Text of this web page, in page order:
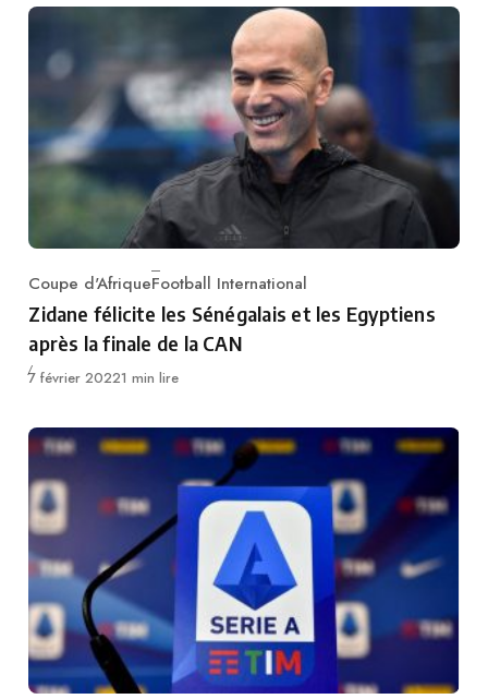
Category
Coupe d'AfriqueFootball International
Zidane félicite les Sénégalais et les Egyptiens
après la finale de la CAN
Publié
7 février 20221 min lire